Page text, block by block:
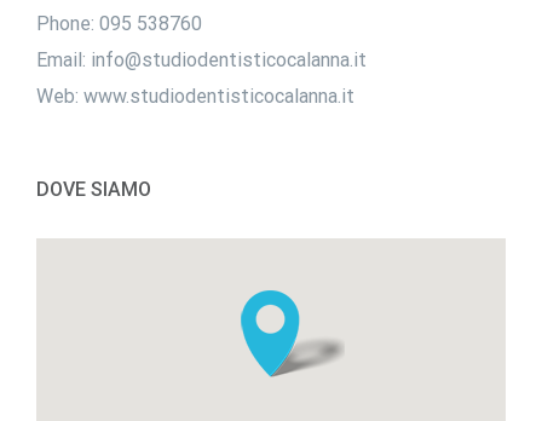
Phone: 095 538760
Email: info@studiodentisticocalanna.it
Web: www.studiodentisticocalanna.it
DOVE SIAMO